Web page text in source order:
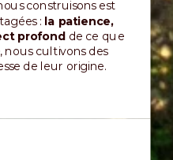
construisons est
: la patience,
profond de ce que
nous cultivons des
de leur origine.